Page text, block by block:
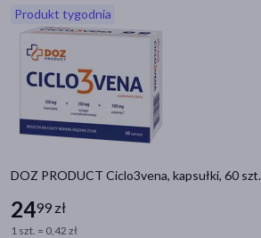
Produkt tygodnia
DOZ PRODUCT Ciclo3vena, kapsułki, 60 szt.
2499 zł
1 szt. = 0,42 zł